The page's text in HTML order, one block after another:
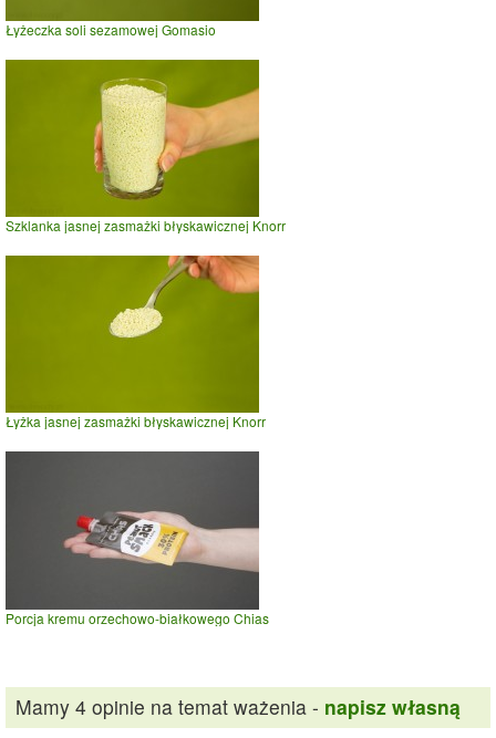
Łyżeczka soli sezamowej Gomasio
Szklanka jasnej zasmażki błyskawicznej Knorr
Łyżka jasnej zasmażki błyskawicznej Knorr
Porcja kremu orzechowo-białkowego Chias
Mamy 4 opinie na temat ważenia - napisz własną